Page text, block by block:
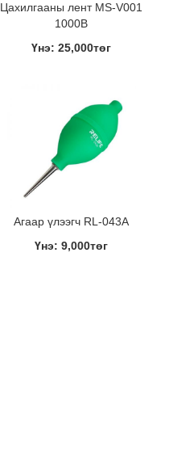
Цахилгааны лент MS-V001
1000В
Үнэ: 25,000төг
Агаар үлээгч RL-043A
Үнэ: 9,000төг